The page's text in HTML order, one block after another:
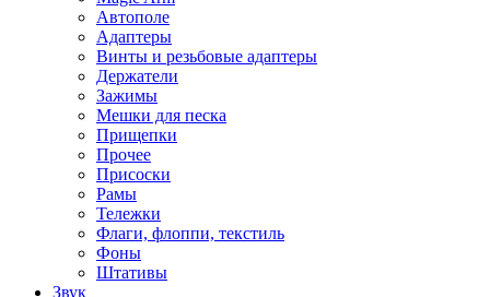
Автополе
Адаптеры
Винты и резьбовые адаптеры
Держатели
Зажимы
Мешки для песка
Прищепки
Прочее
Присоски
Рамы
Тележки
Флаги, флоппи, текстиль
Фоны
Штативы
Звук